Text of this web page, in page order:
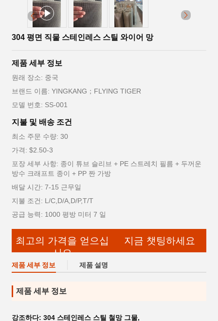
304 평면 직물 스테인레스 스틸 와이어 망
제품 세부 정보
원래 장소: 중국
브랜드 이름: YINGKANG；FLYING TIGER
모델 번호: SS-001
지불 및 배송 조건
최소 주문 수량: 30
가격: $2.50-3
포장 세부 사항: 종이 튜브 슬리브 + PE 스트레치 필름 + 두꺼운
방수 크래프트 종이 + PP 짠 가방
배달 시간: 7-15 근무일
지불 조건: L/C,D/A,D/P,T/T
공급 능력: 1000 평방 미터 7 일
최고의 가격을 얻으십
시오
지금 챗팅하세요
제품 세부 정보 제품 설명
제품 세부 정보
강조하다: 304 스테인레스 스틸 철망 그물,